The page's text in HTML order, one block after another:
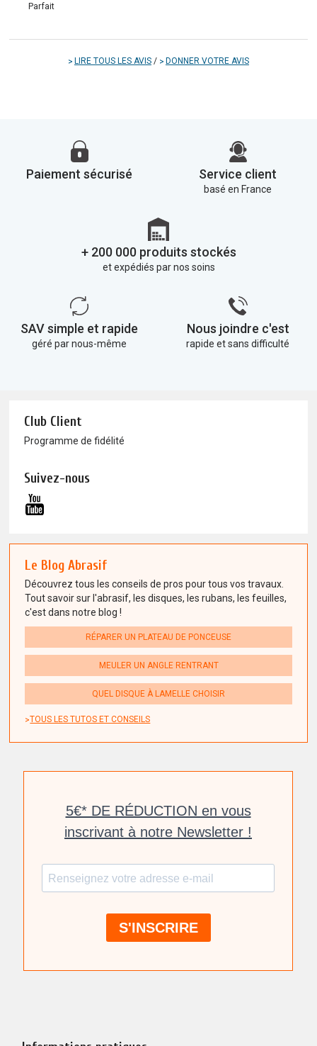
Parfait
LIRE TOUS LES AVIS / DONNER VOTRE AVIS
Paiement sécurisé Service client
basé en France
+ 200 000 produits stockés
et expédiés par nos soins
SAV simple et rapide
géré par nous-même
Nous joindre c'est
rapide et sans difficulté
Club Client
Programme de fidélité
Suivez-nous
Le Blog Abrasif
Découvrez tous les conseils de pros pour tous vos travaux.
Tout savoir sur l'abrasif, les disques, les rubans, les feuilles,
c'est dans notre blog !
RÉPARER UN PLATEAU DE PONCEUSE
MEULER UN ANGLE RENTRANT
QUEL DISQUE À LAMELLE CHOISIR
TOUS LES TUTOS ET CONSEILS